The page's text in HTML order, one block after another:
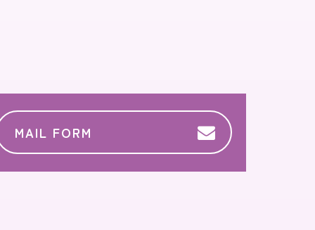
MAIL FORM